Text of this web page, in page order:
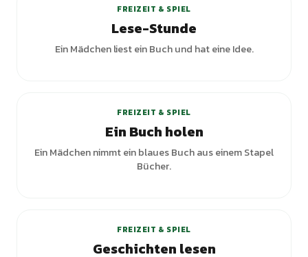
FREIZEIT & SPIEL
Lese-Stunde
Ein Mädchen liest ein Buch und hat eine Idee.
FREIZEIT & SPIEL
Ein Buch holen
Ein Mädchen nimmt ein blaues Buch aus einem Stapel
Bücher.
FREIZEIT & SPIEL
Geschichten lesen